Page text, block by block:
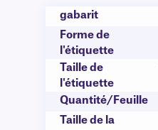
gabarit
Forme de
l'étiquette
Taille de
l'étiquette
Quantité/Feuille
Taille de la